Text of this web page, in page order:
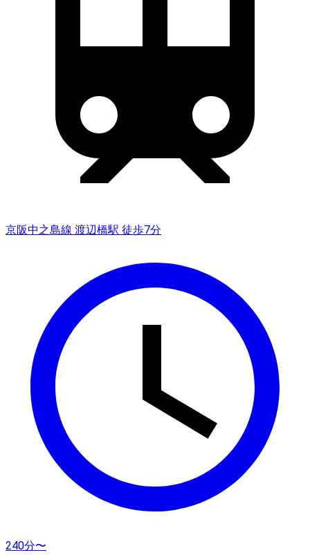
京阪中之島線 渡辺橋駅 徒歩7分
240分〜